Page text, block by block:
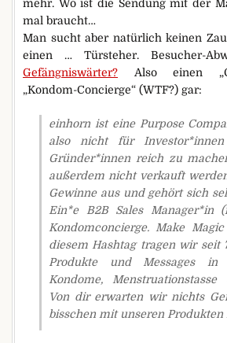
mehr. Wo ist die Sendung mit der
mal braucht…
Man sucht aber natürlich keinen
einen … Türsteher. Besucher-
Gefängniswärter? Also einen
„Kondom-Concierge“ (WTF?) gar:
einhorn ist eine Purpose
also nicht für
Gründer*innen reich zu
außerdem nicht verkauft
Gewinne aus und gehört sich
Ein*e B2B Sales Manager*in
Kondomconcierge. Make
diesem Hashtag tragen wir seit
Produkte und Messages
Kondome,
Von dir erwarten wir nichts
bisschen mit unseren Produkten